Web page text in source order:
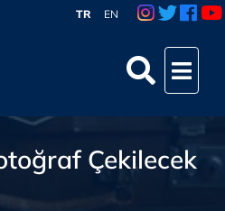
TR EN
Çekilecek